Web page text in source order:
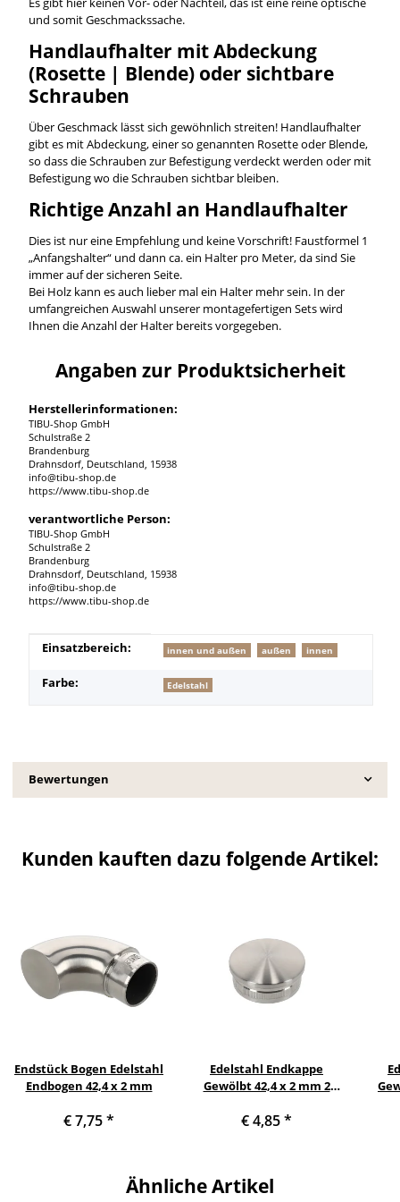
und somit Geschmackssache.
Handlaufhalter mit Abdeckung
(Rosette | Blende) oder sichtbare
Schrauben
Über Geschmack lässt sich gewöhnlich streiten! Handlaufhalter
gibt es mit Abdeckung, einer so genannten Rosette oder Blende,
so dass die Schrauben zur Befestigung verdeckt werden oder mit
Befestigung wo die Schrauben sichtbar bleiben.
Richtige Anzahl an Handlaufhalter
Dies ist nur eine Empfehlung und keine Vorschrift! Faustformel 1
„Anfangshalter“ und dann ca. ein Halter pro Meter, da sind Sie
immer auf der sicheren Seite.
Bei Holz kann es auch lieber mal ein Halter mehr sein. In der
umfangreichen Auswahl unserer montagefertigen Sets wird
Ihnen die Anzahl der Halter bereits vorgegeben.
Angaben zur Produktsicherheit
Herstellerinformationen:
TIBU-Shop GmbH
Schulstraße 2
Brandenburg
Drahnsdorf, Deutschland, 15938
info@tibu-shop.de
https://www.tibu-shop.de
verantwortliche Person:
TIBU-Shop GmbH
Schulstraße 2
Brandenburg
Drahnsdorf, Deutschland, 15938
info@tibu-shop.de
https://www.tibu-shop.de
Produkteigenschaft
Wert
Einsatzbereich: innen und außen außen innen
Farbe: Edelstahl
Bewertungen
Kunden kauften dazu folgende Artikel:
Endstück Bogen Edelstahl
Endbogen 42,4 x 2 mm
€ 7,75*
Edelstahl Endkappe
Gewölbt 42,4 x 2 mm 2
€ 4,85*
Ähnliche Artikel